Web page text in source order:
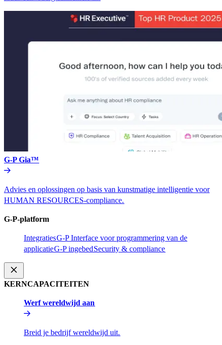
G-P Gia™​​
Advies en oplossingen op basis van kunstmatige intelligentie voor
HUMAN RESOURCES-compliance.​​
G-P-platform​​
Integraties​​G-P Interface voor programmering van de
applicatie​​G-P ingebed​​Security & compliance​​
KERNCAPACITEITEN​​
Werf wereldwijd aan​​
Breid je bedrijf wereldwijd uit.​​